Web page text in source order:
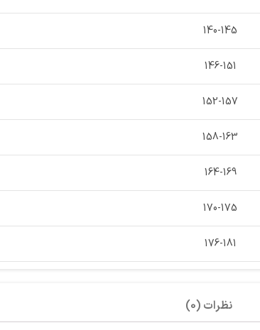
140-145
146-151
152-157
158-163
164-169
170-175
176-181
نظرات (0)